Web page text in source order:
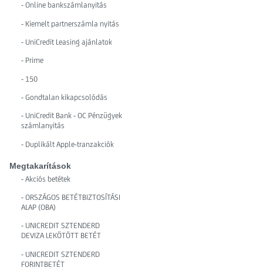
- Online bankszámlanyitás
- Kiemelt partnerszámla nyitás
- UniCredit Leasing ajánlatok
- Prime
- 150
- Gondtalan kikapcsolódás
- UniCredit Bank - OC Pénzügyek
számlanyitás
- Duplikált Apple-tranzakciók
Megtakarítások
- Akciós betétek
- ORSZÁGOS BETÉTBIZTOSÍTÁSI
ALAP (OBA)
- UNICREDIT SZTENDERD
DEVIZA LEKÖTÖTT BETÉT
- UNICREDIT SZTENDERD
FORINTBETÉT